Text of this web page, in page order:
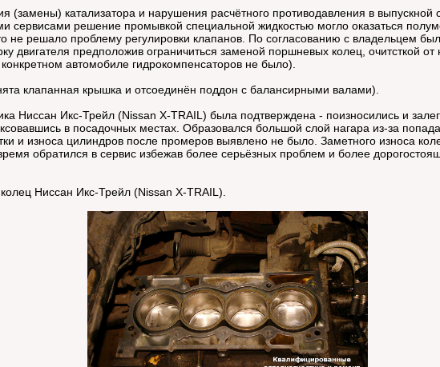
(замены) катализатора и нарушения расчётного противодавления в
сервисами решение промывкой специальной жидкостью могло оказаться
не решало проблему регулировки клапанов. По согласованию с владельцем
двигателя предположив ограничиться заменой поршневых колец, очитсткой от
автомобиле гидрокомпенсаторов не было).
клапанная крышка и отсоединён поддон с балансирными валами).
Ниссан Икс-Трейл (Nissan X-TRAIL) была подтверждена - поизносились и
в посадочных местах. Образовался большой слой нагара из-за
и износа цилиндров после промеров выявлено не было. Заметного износа
обратился в сервис избежав более серьёзных проблем и более
Ниссан Икс-Трейл (Nissan X-TRAIL).